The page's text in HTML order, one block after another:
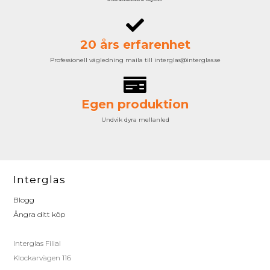
20 års erfarenhet
Professionell vägledning maila till interglas@interglas.se
Egen produktion
Undvik dyra mellanled
Interglas
Blogg
Ångra ditt köp
Interglas Filial
Klockarvägen 116